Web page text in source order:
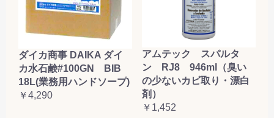
ダイカ商事 DAIKA ダイ
カ水石鹸#100GN BIB
18L(業務用ハンドソープ)
￥4,290
アムテック スパルタ
ン RJ8 946ml（臭い
の少ないカビ取り・漂白
剤）
￥1,452